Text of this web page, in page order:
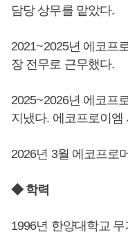
담당 상무를 맡았다.
2021~2025년 에코프
장 전무로 근무했다.
2025~2026년 에코프
지냈다. 에코프로이엠
2026년 3월 에코프로
◆ 학력
1996년 한양대학교